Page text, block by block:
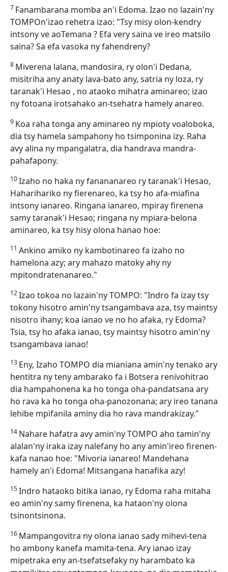
7 Fanambarana momba an'i Edoma. Izao no lazain'ny
TOMPOn'izao rehetra izao: "Tsy misy olon-kendry
intsony ve aoTemana ? Efa very saina ve ireo matsilo
saina? Sa efa vasoka ny fahendreny?
8 Miverena lalana, mandosira, ry olon'i Dedana,
misitriha any anaty lava-bato any, satria ny loza, ry
taranak'i Hesao , no ataoko mihatra aminareo; izao
ny fotoana irotsahako an-tsehatra hamely anareo.
9 Koa raha tonga any aminareo ny mpioty voaloboka,
dia tsy hamela sampahony ho tsimponina izy. Raha
avy alina ny mpangalatra, dia handrava mandra-
pahafapony.
10Izaho no haka ny fanananareo ry taranak'i Hesao,
Haharihariko ny fierenareo, ka tsy ho afa-miafina
intsony ianareo. Ringana ianareo, mpiray firenena
samy taranak'i Hesao; ringana ny mpiara-belona
aminareo, ka tsy hisy olona hanao hoe:
11 Ankino amiko ny kambotinareo fa izaho no
hamelona azy; ary mahazo matoky ahy ny
mpitondratenanareo."
12Izao tokoa no lazain'ny TOMPO: "Indro fa izay tsy
tokony hisotro amin'ny tsangambava aza, tsy maintsy
nisotro ihany; koa ianao ve no ho afaka, ry Edoma?
Tsia, tsy ho afaka ianao, tsy maintsy hisotro amin'ny
tsangambava ianao!
13 Eny, Izaho TOMPO dia mianiana amin'ny tenako ary
hentitra ny teny ambarako fa i Botsera renivohitrao
dia hampahonena ka ho tonga oha-pandatsana ary
ho rava ka ho tonga oha-panozonana; ary ireo tanana
lehibe mpifanila aminy dia ho rava mandrakizay."
14 Nahare hafatra avy amin'ny TOMPO aho tamin'ny
alalan'ny iraka izay nalefany ho any amin'ireo firenen-
kafa nanao hoe: "Mivoria ianareo! Mandehana
hamely an'i Edoma! Mitsangana hanafika azy!
15Indro hataoko bitika ianao, ry Edoma raha mitaha
eo amin'ny samy firenena, ka hataon'ny olona
tsinontsinona.
16 Mampangovitra ny olona ianao sady mihevi-tena
ho ambony kanefa mamita-tena. Ary ianao izay
mipetraka eny an-tsefatsefaky ny harambato ka